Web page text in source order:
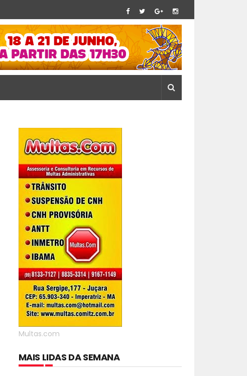
Multas.com
MAIS LIDAS DA SEMANA